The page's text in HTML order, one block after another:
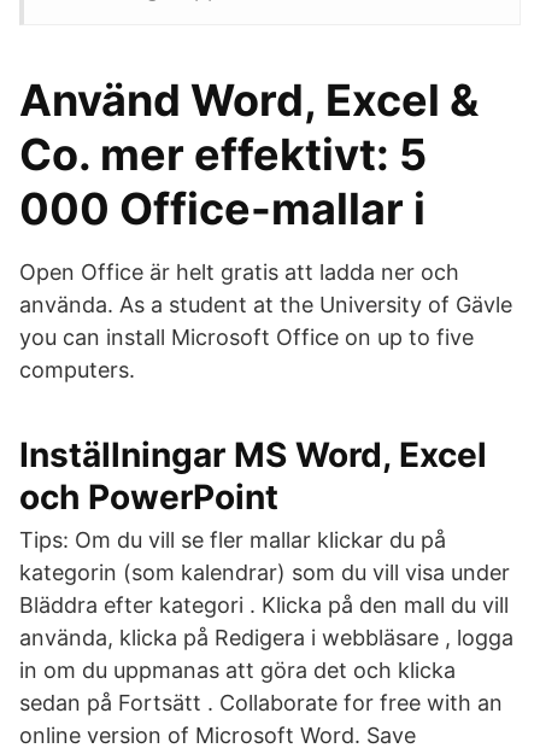
Använd Word, Excel &
Co. mer effektivt: 5
000 Office-mallar i
Open Office är helt gratis att ladda ner och
använda. As a student at the University of Gävle
you can install Microsoft Office on up to five
computers.
Inställningar MS Word, Excel
och PowerPoint
Tips: Om du vill se fler mallar klickar du på
kategorin (som kalendrar) som du vill visa under
Bläddra efter kategori . Klicka på den mall du vill
använda, klicka på Redigera i webbläsare , logga
in om du uppmanas att göra det och klicka
sedan på Fortsätt . Collaborate for free with an
online version of Microsoft Word. Save